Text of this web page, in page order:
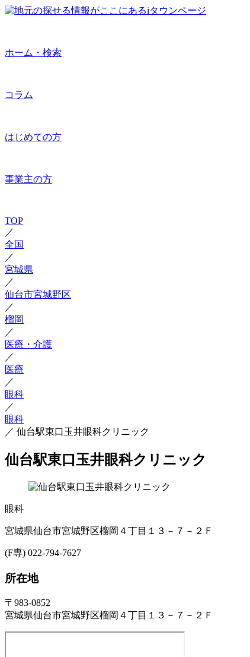
ホーム・検索
コラム
はじめての方
事業主の方
TOP
／
全国
／
宮城県
／
仙台市宮城野区
／
榴岡
／
医療・介護
／
医療
／
眼科
／
眼科
／ 仙台駅東口玉井眼科クリニック
仙台駅東口玉井眼科クリニック
眼科
宮城県仙台市宮城野区榴岡４丁目１３－７－２Ｆ
(F専) 022-794-7627
所在地
〒983-0852
宮城県仙台市宮城野区榴岡４丁目１３－７－２Ｆ